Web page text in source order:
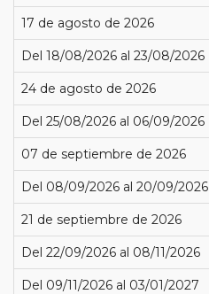
17 de agosto de 2026
Del 18/08/2026 al 23/08/2026
24 de agosto de 2026
Del 25/08/2026 al 06/09/2026
07 de septiembre de 2026
Del 08/09/2026 al 20/09/2026
21 de septiembre de 2026
Del 22/09/2026 al 08/11/2026
Del 09/11/2026 al 03/01/2027